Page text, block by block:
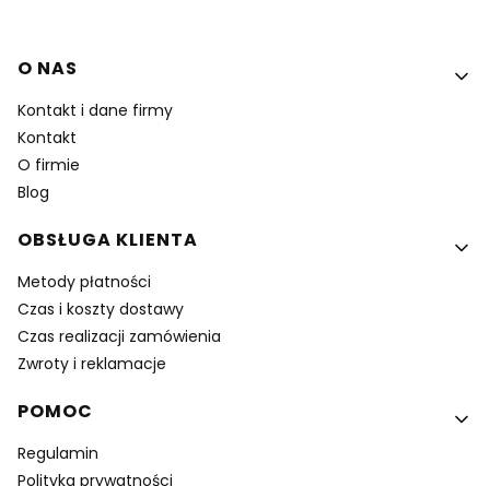
Linki w stopce
O NAS
Kontakt i dane firmy
Kontakt
O firmie
Blog
OBSŁUGA KLIENTA
Metody płatności
Czas i koszty dostawy
Czas realizacji zamówienia
Zwroty i reklamacje
POMOC
Regulamin
Polityka prywatności